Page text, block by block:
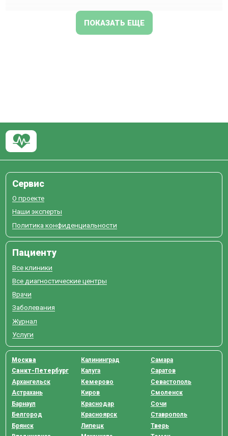
ПОКАЗАТЬ ЕЩЕ
Сервис
О проекте
Наши эксперты
Политика конфиденциальности
Пациенту
Все клиники
Все диагностические центры
Врачи
Заболевания
Журнал
Услуги
Москва
Санкт-Петербург
Архангельск
Астрахань
Барнаул
Белгород
Брянск
Калининград
Калуга
Кемерово
Киров
Краснодар
Красноярск
Липецк
Самара
Саратов
Севастополь
Смоленск
Сочи
Ставрополь
Тверь